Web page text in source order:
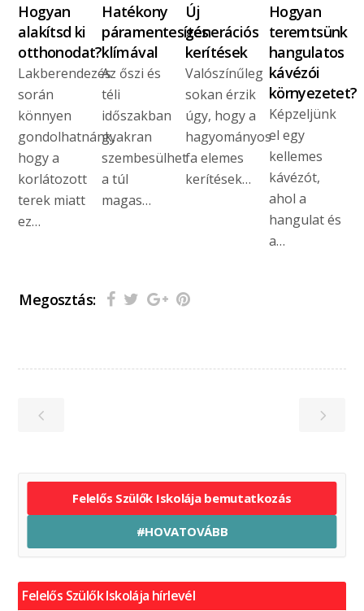
Hogyan
alakítsd ki
otthonodat?
Lakberendezés
során
könnyen
gondolhatnánk,
hogy a
korlátozott
terek miatt
ez…
Hatékony
páramentesítés
klímával
Az őszi és
téli
időszakban
gyakran
szembesülhet
a túl
magas…
Új
generációs
kerítések
Valószínűleg
sokan érzik
úgy, hogy a
hagyományos
fa elemes
kerítések…
Hogyan
teremtsünk
hangulatos
kávézói
környezetet?
Képzeljünk
el egy
kellemes
kávézót,
ahol a
hangulat és
a…
Megosztás:
Felelős Szülők Iskolája bemutatkozás
#HOVATOVÁBB
Felelős Szülők Iskolája hírlevél